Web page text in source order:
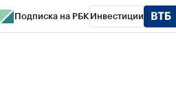
Подписка на РБК Инвестиции